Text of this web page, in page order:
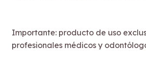
Importante: producto de uso
profesionales médicos y